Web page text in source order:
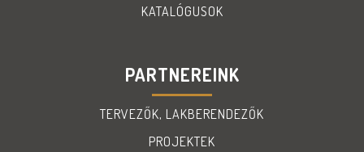
KATALÓGUSOK
PARTNEREINK
TERVEZŐK, LAKBERENDEZŐK
PROJEKTEK